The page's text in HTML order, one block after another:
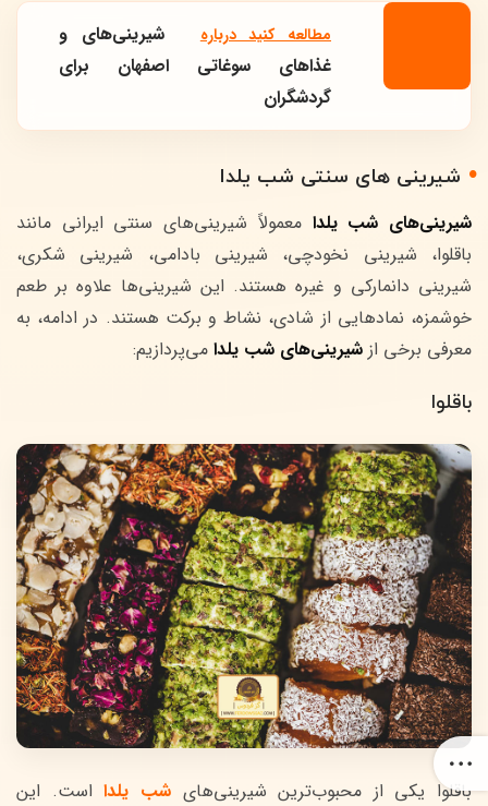
مطالعه کنید درباره‌
شیرینی‌های و
غذاهای سوغاتی اصفهان برای
گردشگران
شیرینی های سنتی شب یلدا
شیرینی‌های شب یلدا معمولاً شیرینی‌های سنتی ایرانی مانند
باقلوا، شیرینی نخودچی، شیرینی بادامی، شیرینی شکری،
شیرینی دانمارکی و غیره هستند. این شیرینی‌ها علاوه بر طعم
خوشمزه، نمادهایی از شادی، نشاط و برکت هستند. در ادامه، به
معرفی برخی از شیرینی‌های شب یلدا می‌پردازیم:
باقلوا
باقلوا یکی از محبوب‌ترین شیرینی‌هایشب یلدااست. این